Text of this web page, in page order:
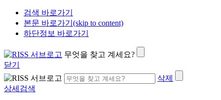
검색 바로가기
본문 바로가기(skip to content)
하단정보 바로가기
무엇을 찾고 계세요?
닫기
삭제
상세검색